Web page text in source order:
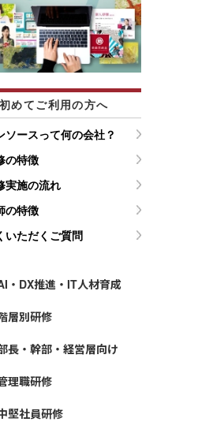
初めてご利用の方へ
ソースって何の会社？
の特徴
実施の流れ
の特徴
いただくご質問
・DX推進・IT人材育成
層別研修
長・幹部・経営層向け
理職研修
堅社員研修